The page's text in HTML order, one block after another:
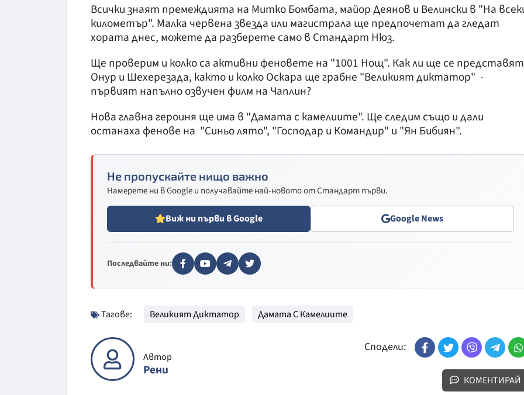
Всички знаят премеждията на Митко Бомбата, майор Деянов и Велински в "На
километър". Малка червена звезда или магистрала ще предпочетат да гледат
хората днес, можете да разберете само в Стандарт Нюз.
Ще проверим и колко са активни феновете на "1001 Нощ". Как ли ще се представят
Онур и Шехерезада, както и колко Оскара ще грабне "Великият диктатор" -
първият напълно озвучен филм на Чаплин?
Нова главна героиня ще има в "Дамата с камелиите". Ще следим също и дали
останаха фенове на "Синьо лято", "Господар и Командир" и "Ян Бибиян".
Не пропускайте нищо важно
Намерете ни в Google и получавайте най-новото от Стандарт първи.
Виж ни първи в Google Google News
Последвайте ни:
Тагове: Великият Диктатор Дамата С Камелиите
Автор
Рени
Сподели:
КОМЕНТИРАЙ